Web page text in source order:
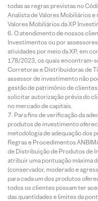
todas as regras previstas no
Analista de Valores Mobiliários
Valores Mobiliários da XP
O atendimento de nossos
Investimentos ou por
atividades por meio da XP, em
178/2023, os quais encontram-
Corretoras e Distribuidoras de
assessor de investimento não
gestão de patrimônio de
solicitar autorização prévia do
no mercado de capitais.
Para fins de verificação da
produtos de investimento
metodologia de adequação dos
Regras e Procedimentos
de Distribuição de Produtos de
atribuir uma pontuação máxima
(conservador, moderado e
para cada um dos produtos
todos os clientes possam ter
das quantidades e limites da